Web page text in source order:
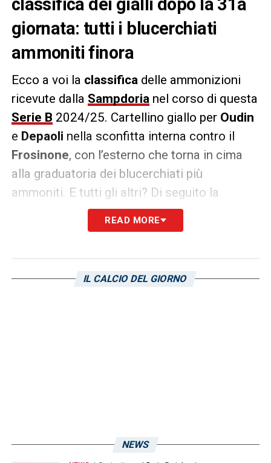
classifica dei gialli dopo la 31a
giornata: tutti i blucerchiati
ammoniti finora
Ecco a voi la classifica delle ammonizioni
ricevute dalla Sampdorianel corso di questa
Serie B 2024/25. Cartellino giallo per Oudin
e Depaoli nella sconfitta interna contro il
Frosinone, con l’esterno che torna in cima
alla graduatoria dei blucerchiati più
ammoniti. E tutti gli altri? Di seguito la
classifica completa, aggiornata alla 31a
giornata del torneo:
Curto 7 ammonizioni
Depaoli 7 ammonizioni
Tutino 4 ammonizioni (in diffida)
READ MORE
IL CALCIO DEL GIORNO
NEWS